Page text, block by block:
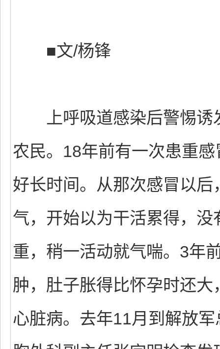
■文/杨锋
上呼吸道感染后警惕诱
农民。18年前有一次患重
好长时间。从那次感冒以
气，开始以为干活累得，
重，稍一活动就气喘。3年
肿，肚子胀得比怀孕时还
心脏病。去年11月到解放